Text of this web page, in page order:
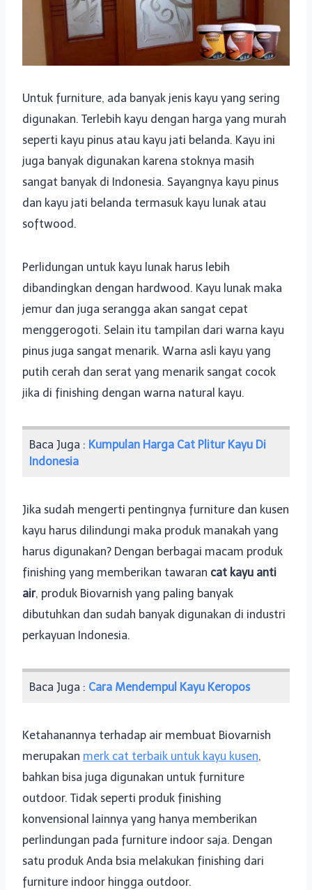
Untuk furniture, ada banyak jenis kayu yang sering
digunakan. Terlebih kayu dengan harga yang murah
seperti kayu pinus atau kayu jati belanda. Kayu ini
juga banyak digunakan karena stoknya masih
sangat banyak di Indonesia. Sayangnya kayu pinus
dan kayu jati belanda termasuk kayu lunak atau
softwood.
Perlidungan untuk kayu lunak harus lebih
dibandingkan dengan hardwood. Kayu lunak maka
jemur dan juga serangga akan sangat cepat
menggerogoti. Selain itu tampilan dari warna kayu
pinus juga sangat menarik. Warna asli kayu yang
putih cerah dan serat yang menarik sangat cocok
jika di finishing dengan warna natural kayu.
Baca Juga : Kumpulan Harga Cat Plitur Kayu Di
Indonesia
Jika sudah mengerti pentingnya furniture dan kusen
kayu harus dilindungi maka produk manakah yang
harus digunakan? Dengan berbagai macam produk
finishing yang memberikan tawaran cat kayu anti
air, produk Biovarnish yang paling banyak
dibutuhkan dan sudah banyak digunakan di industri
perkayuan Indonesia.
Baca Juga : Cara Mendempul Kayu Keropos
Ketahanannya terhadap air membuat Biovarnish
merupakan merk cat terbaik untuk kayu kusen,
bahkan bisa juga digunakan untuk furniture
outdoor. Tidak seperti produk finishing
konvensional lainnya yang hanya memberikan
perlindungan pada furniture indoor saja. Dengan
satu produk Anda bsia melakukan finishing dari
furniture indoor hingga outdoor.